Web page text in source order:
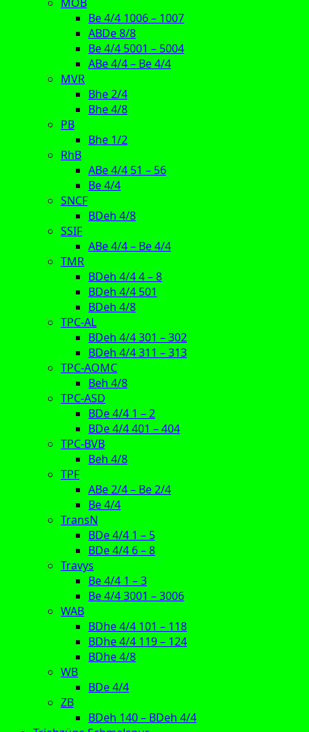
Be 4/4 1006 – 1007
ABDe 8/8
Be 4/4 5001 – 5004
ABe 4/4 – Be 4/4
MVR
Bhe 2/4
Bhe 4/8
PB
Bhe 1/2
RhB
ABe 4/4 51 – 56
Be 4/4
SNCF
BDeh 4/8
SSIF
ABe 4/4 – Be 4/4
TMR
BDeh 4/4 4 – 8
BDeh 4/4 501
BDeh 4/8
TPC-AL
BDeh 4/4 301 – 302
BDeh 4/4 311 – 313
TPC-AOMC
Beh 4/8
TPC-ASD
BDe 4/4 1 – 2
BDe 4/4 401 – 404
TPC-BVB
Beh 4/8
TPF
ABe 2/4 – Be 2/4
Be 4/4
TransN
BDe 4/4 1 – 5
BDe 4/4 6 – 8
Travys
Be 4/4 1 – 3
Be 4/4 3001 – 3006
WAB
BDhe 4/4 101 – 118
BDhe 4/4 119 – 124
BDhe 4/8
WB
BDe 4/4
ZB
BDeh 140 – BDeh 4/4